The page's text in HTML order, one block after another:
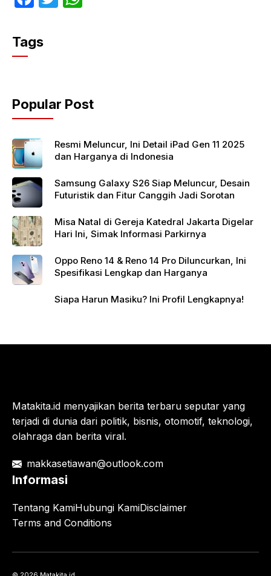
c
e
o
o
k
p
p
Tags
Popular Post
Resmi Meluncur, Ini Detail iPad Gen 11 2025
dan Harganya di Indonesia
Samsung Galaxy S26 Siap Meluncur, Desain
Futuristik dan Fitur Canggih Jadi Sorotan
Misa Natal di Gereja Katedral Jakarta Digelar
Hari Ini, Simak Informasi Parkirnya
Oppo Reno 14 & Reno 14 Pro Diluncurkan, Ini
Spesifikasi Lengkap dan Harganya
Siapa Harun Masiku? Ini Profil Lengkapnya!
Matakita.id menyajikan berita terbaru seputar yang
terjadi di dunia dari politik, bisnis, otomotif, teknologi,
olahraga dan berita viral.
makkasetiawan@outlook.com
Informasi
Tentang KamiHubungi KamiDisclaimer
Terms and Conditions